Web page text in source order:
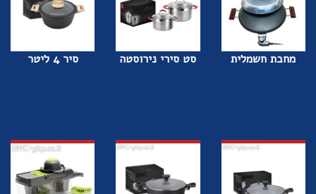
מחבת חשמלית סט סירי נירוסטה סיר 4 ליטר